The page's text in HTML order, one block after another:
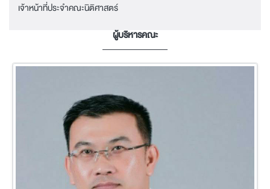
เจ้าหน้าที่ประจำคณะนิติศาสตร์
ผู้บริหารคณะ